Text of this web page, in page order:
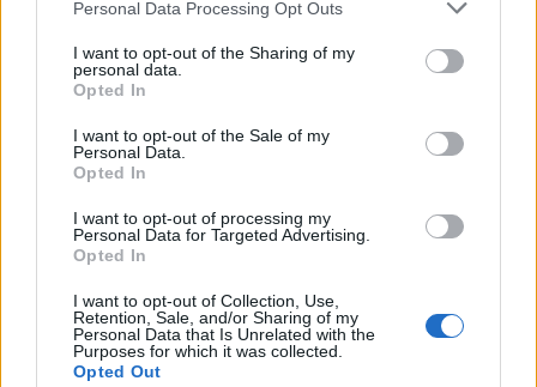
Personal Data Processing Opt Outs
I want to opt-out of the Sharing of my
personal data.
Opted In
I want to opt-out of the Sale of my
Personal Data.
Opted In
I want to opt-out of processing my
Personal Data for Targeted Advertising.
Opted In
I want to opt-out of Collection, Use,
Retention, Sale, and/or Sharing of my
Personal Data that Is Unrelated with the
Purposes for which it was collected.
Opted Out
3 - 10
Scarica riepilogo
stagionale
Giornata Voto FV Entrato Uscito